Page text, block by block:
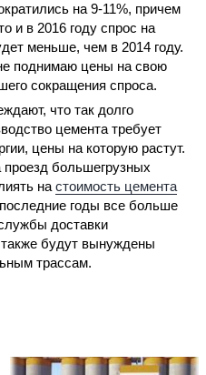
на 9-11%, причем
и в 2016 году спрос на
меньше, чем в 2014 году.
поднимаю цены на свою
сокращения спроса.
что так долго
цемента требует
цены на которую растут.
проезд большегрузных
настоимость цемента
годы все больше
доставки
также будут вынуждены
трассам.